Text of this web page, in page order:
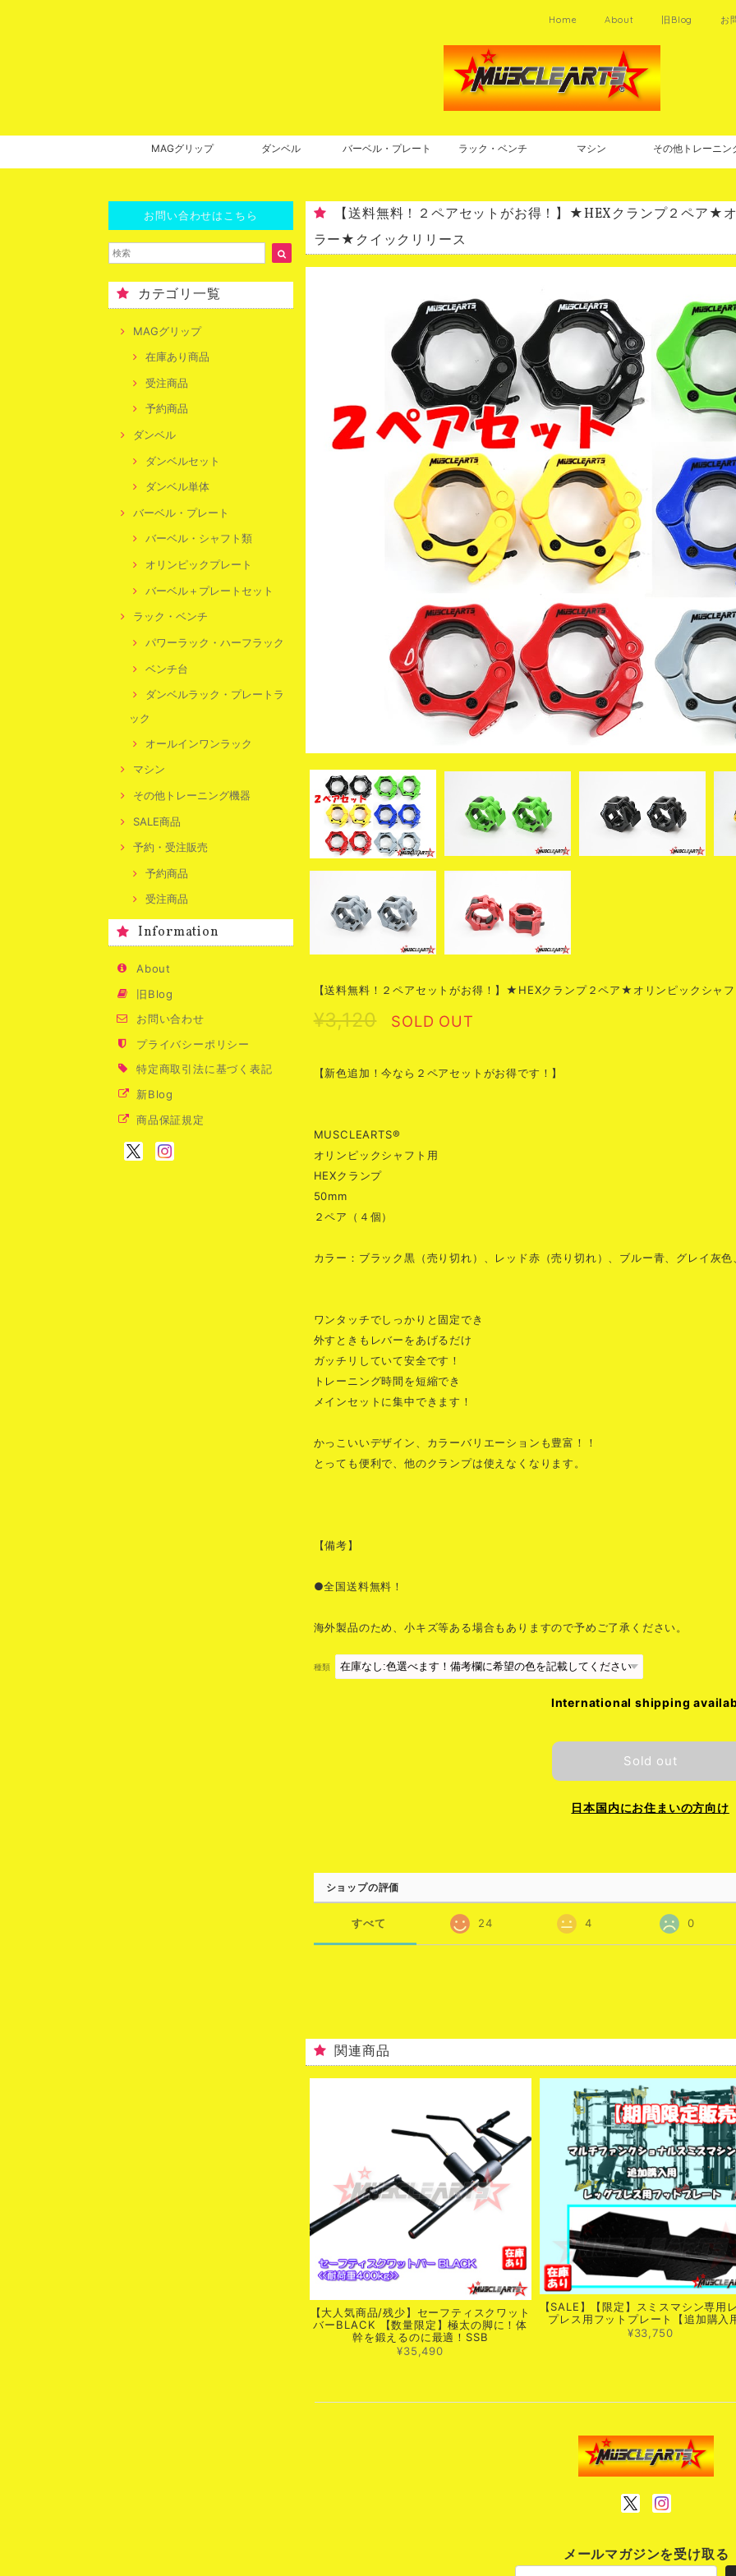
Home About 旧Blog お
MAGグリップ ダンベル バーベル・プレート ラック・ベンチ マシン その他トレーニン
お問い合わせはこちら
カテゴリ一覧
MAGグリップ
在庫あり商品
受注商品
予約商品
ダンベル
ダンベルセット
ダンベル単体
バーベル・プレート
バーベル・シャフト類
オリンピックプレート
バーベル＋プレートセット
ラック・ベンチ
パワーラック・ハーフラック
ベンチ台
ダンベルラック・プレートラ
ック
オールインワンラック
マシン
その他トレーニング機器
SALE商品
予約・受注販売
予約商品
受注商品
Information
About
旧Blog
お問い合わせ
プライバシーポリシー
特定商取引法に基づく表記
新Blog
商品保証規定
【送料無料！２ペアセットがお得！】★HEXクランプ２ペア★
ラー★クイックリリース
【送料無料！２ペアセットがお得！】★HEXクランプ２ペア★オリンピックシャ
¥3,120 SOLD OUT
【新色追加！今なら２ペアセットがお得です！】
MUSCLEARTS®
オリンピックシャフト用
HEXクランプ
50mm
２ペア（４個）
カラー：ブラック黒（売り切れ）、レッド赤（売り切れ）、ブルー青、グレイ灰
ワンタッチでしっかりと固定でき
外すときもレバーをあげるだけ
ガッチリしていて安全です！
トレーニング時間を短縮でき
メインセットに集中できます！
かっこいいデザイン、カラーバリエーションも豊富！！
とっても便利で、他のクランプは使えなくなります。
【備考】
●全国送料無料！
海外製品のため、小キズ等ある場合もありますので予めご了承ください。
種類
International shipping
Sold out
日本国内にお住まいの方向け
ショップの評価
すべて 24 4 0
関連商品
【大人気商品/残少】セーフティスクワット
バーBLACK 【数量限定】極太の脚に！体
幹を鍛えるのに最適！SSB
¥35,490
【SALE】【限定】スミスマシン専用
プレス用フットプレート【追加購入
¥33,750
メールマガジンを受け取る